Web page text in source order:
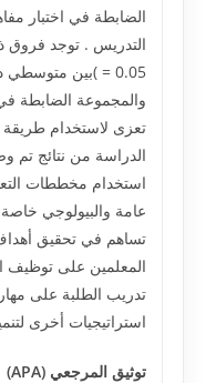
الضابطة في اختبار
التدريس . توجد فروق
0.05 = )بين
والمجموعة الضابطة
تعزى لاستخدام
الدراسة من نتائج تم
استخدام مخططات
عامة والبيولوجي خاصة
تساهم في تحقيق
المعلمين على توظيف
تدريب الطلبة على
استراتيجيات أخرى
توثيق المرجعي (APA)